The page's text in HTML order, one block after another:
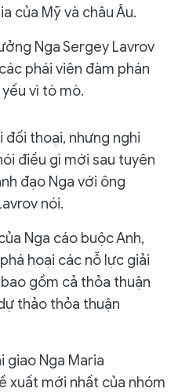
của Mỹ và châu Âu.
Nga Sergey Lavrov
phái viên đàm phán
vì tò mò.
đối thoại, nhưng nghi
điều gì mới sau tuyên
đạo Nga với ông
nói.
Nga cáo buộc Anh,
hoại các nỗ lực giải
gồm cả thỏa thuận
thảo thỏa thuận
giao Nga Maria
xuất mới nhất của nhóm